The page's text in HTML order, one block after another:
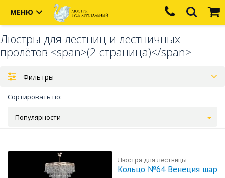
МЕНЮ
Люстры для лестниц и лестничных
пролётов <span>(2 страница)</span>
Фильтры
Сортировать по:
Популярности
Люстра для лестницы
Кольцо №64 Венеция шар